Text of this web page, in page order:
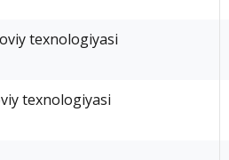
texnologiyasi
texnologiyasi